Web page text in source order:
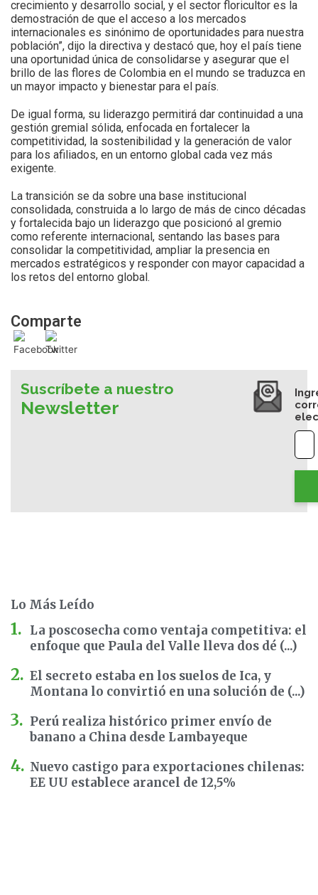
Comparte
crecimiento y desarrollo social, y el sector floricultor es la
demostración de que el acceso a los mercados
internacionales es sinónimo de oportunidades para nuestra
población”, dijo la directiva y destacó que, hoy el país tiene
una oportunidad única de consolidarse y asegurar que el
brillo de las flores de Colombia en el mundo se traduzca en
un mayor impacto y bienestar para el país.
De igual forma, su liderazgo permitirá dar continuidad a una
gestión gremial sólida, enfocada en fortalecer la
competitividad, la sostenibilidad y la generación de valor
para los afiliados, en un entorno global cada vez más
exigente.
La transición se da sobre una base institucional
consolidada, construida a lo largo de más de cinco décadas
y fortalecida bajo un liderazgo que posicionó al gremio
como referente internacional, sentando las bases para
consolidar la competitividad, ampliar la presencia en
mercados estratégicos y responder con mayor capacidad a
los retos del entorno global.
Suscríbete a nuestro
Newsletter
Lo Más Leído
La poscosecha como ventaja competitiva: el
enfoque que Paula del Valle lleva dos dé (...)
El secreto estaba en los suelos de Ica, y
Montana lo convirtió en una solución de (...)
Perú realiza histórico primer envío de
banano a China desde Lambayeque
Nuevo castigo para exportaciones chilenas:
EE UU establece arancel de 12,5%